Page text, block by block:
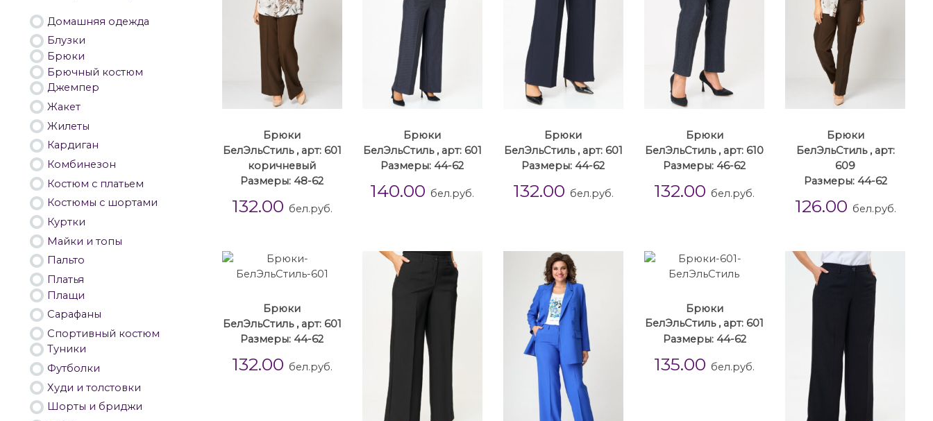
Брюки
БелЭльСтиль , арт: 601
коричневый
Размеры: 48-62
132.00 бел.руб.
Брюки
БелЭльСтиль , арт: 601
Размеры: 44-62
140.00 бел.руб.
Брюки
БелЭльСтиль , арт: 601
Размеры: 44-62
132.00 бел.руб.
Брюки
БелЭльСтиль , арт: 610
Размеры: 46-62
132.00 бел.руб.
Брюки
БелЭльСтиль , арт:
609
Размеры: 44-62
126.00 бел.руб.
Брюки
БелЭльСтиль , арт: 601
Размеры: 44-62
132.00 бел.руб.
Брюки
БелЭльСтиль , арт: 601
Размеры: 44-62
135.00 бел.руб.
Домашняя одежда
Блузки
Брюки
Брючный костюм
Джемпер
Жакет
Жилеты
Кардиган
Комбинезон
Костюм с платьем
Костюмы с шортами
Куртки
Майки и топы
Пальто
Платья
Плащи
Сарафаны
Спортивный костюм
Туники
Футболки
Худи и толстовки
Шорты и бриджи